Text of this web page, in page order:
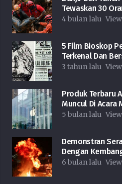
Tewaskan 30
4 bulan lalu
5 Film Bioskop
Terkenal Dan
3 tahun lalu
Produk Terbaru
Muncul Di Acara
5 bulan lalu
Demonstran
Dengan
6 bulan lalu